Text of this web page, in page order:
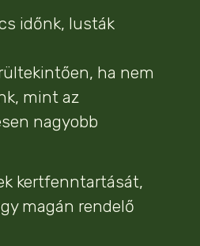
időnk, lusták
ha nem
mint az
nagyobb
kertfenntartását,
magán rendelő